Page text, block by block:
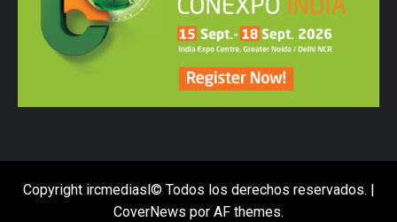
Copyright ircmediasl© Todos los derechos reservados.
CoverNews por AF themes.